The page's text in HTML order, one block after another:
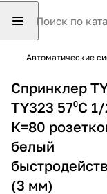
Автоматические
Спринклер
TY323 57⁰С
К=80
белый
(3 мм)